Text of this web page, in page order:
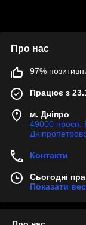
Про нас
97%
Працює з
м. Дніпро
49000 просп.
Контакти
Сьогодні
Показати